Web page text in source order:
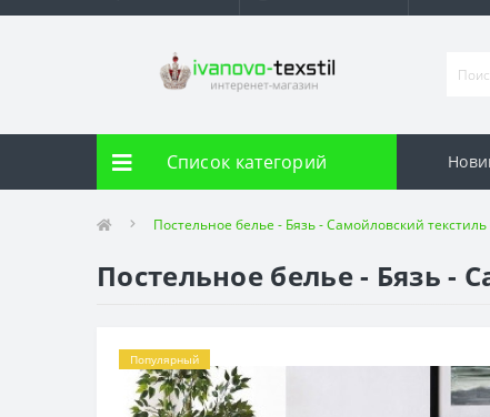
Список категорий
Постельное белье - Бязь - Самойловский
Постельное белье - Бязь -
Популярный